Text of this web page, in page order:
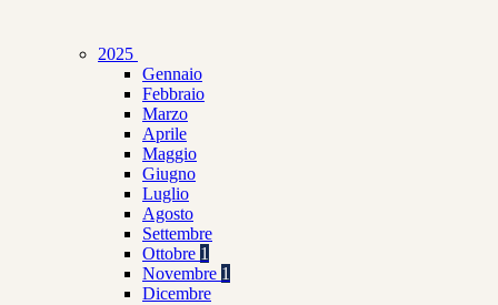
2025
Gennaio
Febbraio
Marzo
Aprile
Maggio
Giugno
Luglio
Agosto
Settembre
Ottobre 1
Novembre 1
Dicembre